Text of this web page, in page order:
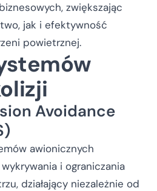
zwiększając
jak i efektywność
powietrznej.
Avoidance
awionicznych
i ograniczania
działający niezależnie od